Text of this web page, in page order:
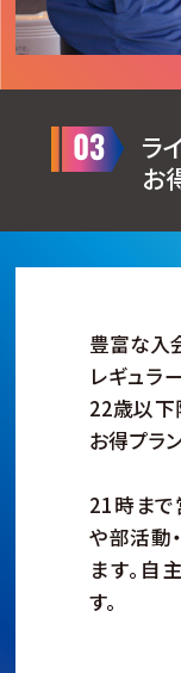
ラ
お
豊富な入
レギュラ
22歳以下
お得プラ
21時まで
や部活動
ます。自
す。